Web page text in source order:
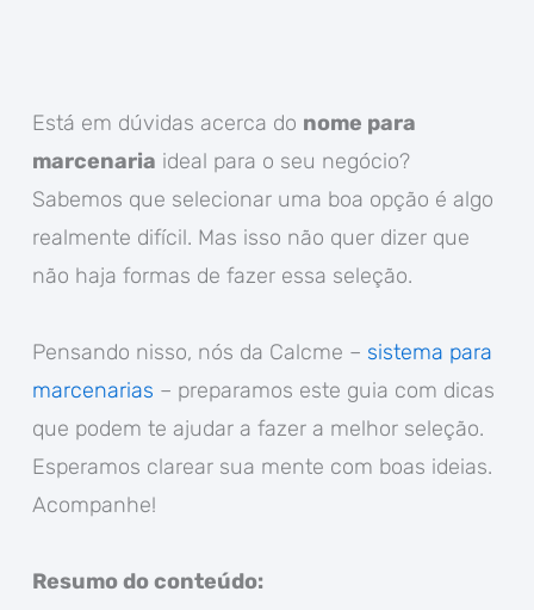
Está em dúvidas acerca do nome para
marcenaria ideal para o seu negócio?
Sabemos que selecionar uma boa opção é algo
realmente difícil. Mas isso não quer dizer que
não haja formas de fazer essa seleção.
Pensando nisso, nós da Calcme – sistema para
marcenarias – preparamos este guia com dicas
que podem te ajudar a fazer a melhor seleção.
Esperamos clarear sua mente com boas ideias.
Acompanhe!
Resumo do conteúdo: